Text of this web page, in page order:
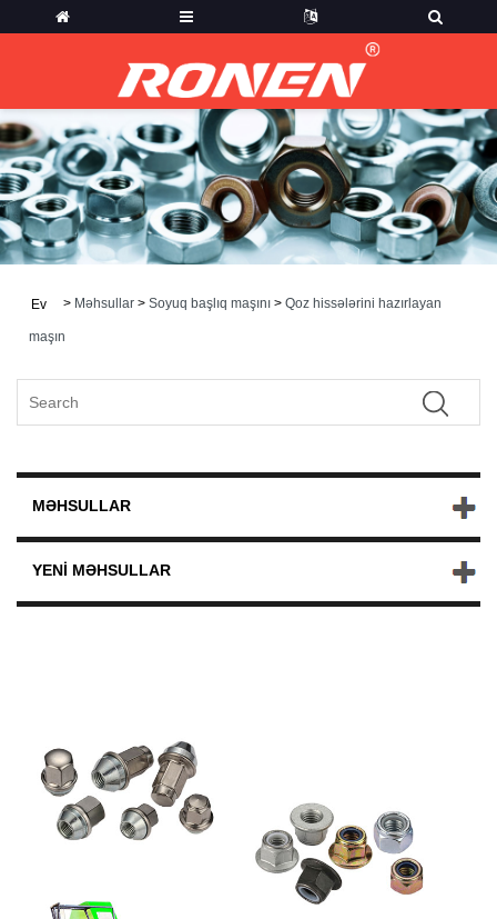
Ev > Məhsullar > Soyuq başlıq maşını > Qoz hissələrini hazırlayan
maşın
MƏHSULLAR
YENI MƏHSULLAR